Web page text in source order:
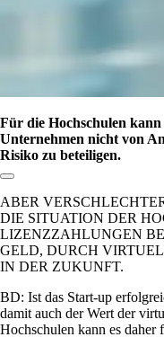
Für die Hochschulen
Unternehmen nicht von
Risiko zu beteiligen.
Link zum Abschnitt kopieren:
ABER
DIE SITUATION DER
LIZENZZAHLUNGEN
GELD, DURCH
IN DER ZUKUNFT.
BD: Ist das Start­-up
damit auch der Wert der
Hochschulen kann es daher